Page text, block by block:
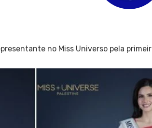
no Miss Universo pela